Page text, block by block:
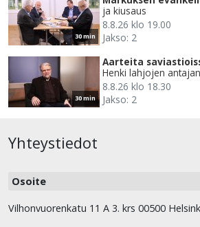
30 min
ja kiusaus
8.8.26 klo 19.00
Jakso: 2
30 min
Aarteita
Henki lahjojen
8.8.26 klo 18.30
Jakso: 2
Yhteystiedot
Osoite
Vilhonvuorenkatu 11 A 3. krs 00500